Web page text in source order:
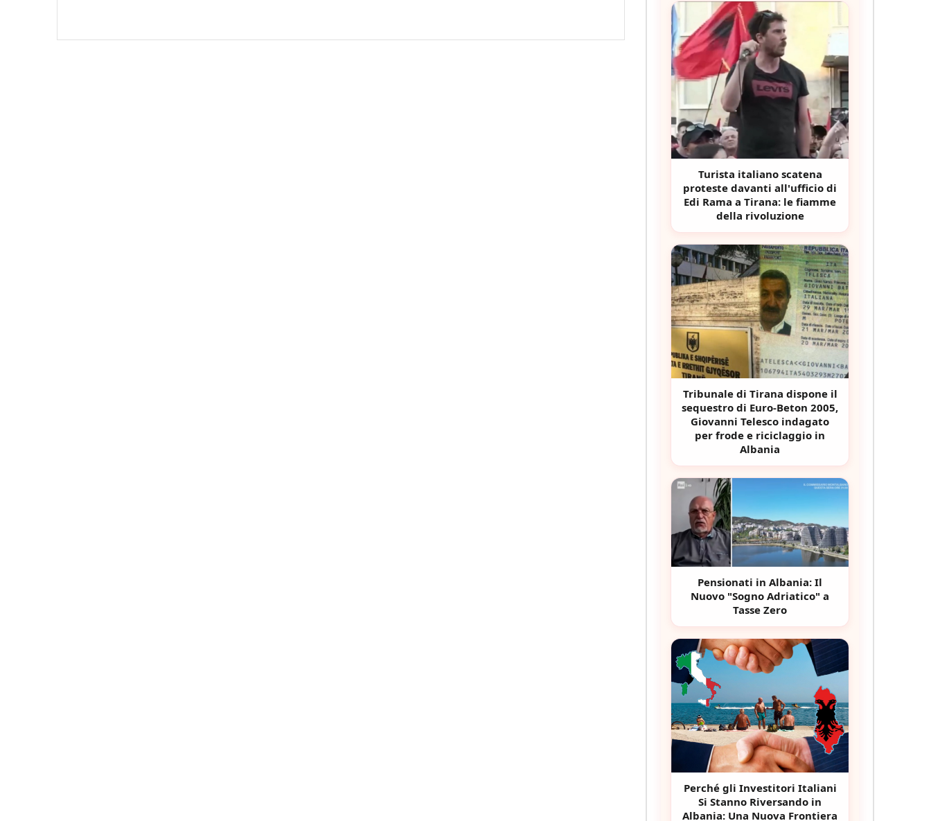
Turista italiano scatena
proteste davanti all'ufficio di
Edi Rama a Tirana: le fiamme
della rivoluzione
Tribunale di Tirana dispone il
sequestro di Euro-Beton 2005,
Giovanni Telesco indagato
per frode e riciclaggio in
Albania
Pensionati in Albania: Il
Nuovo "Sogno Adriatico" a
Tasse Zero
Perché gli Investitori Italiani
Si Stanno Riversando in
Albania: Una Nuova Frontiera